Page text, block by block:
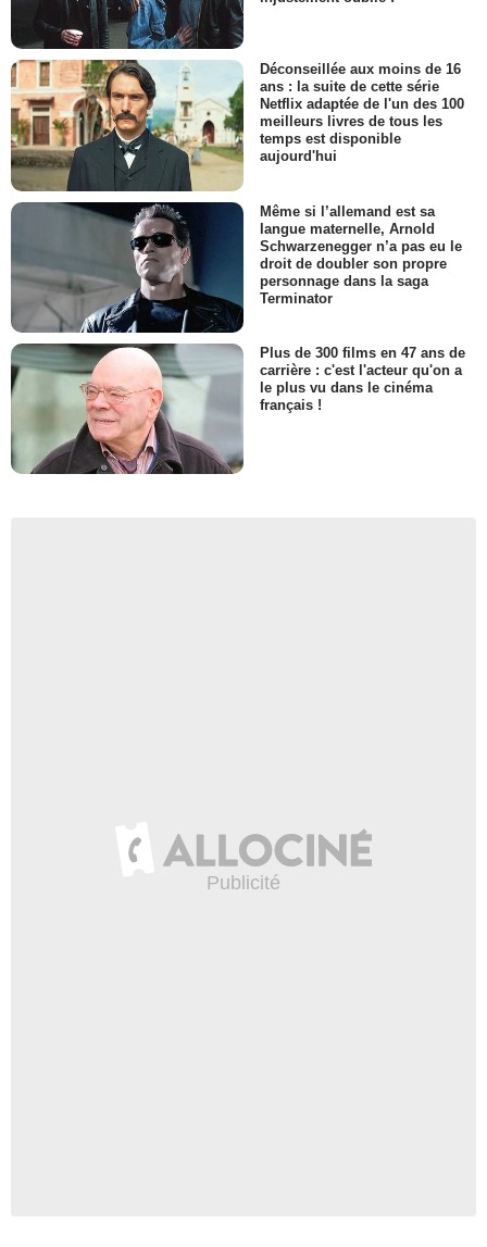
Déconseillée aux moins de 16
ans : la suite de cette série
Netflix adaptée de l'un des 100
meilleurs livres de tous les
temps est disponible
aujourd'hui
Même si l’allemand est sa
langue maternelle, Arnold
Schwarzenegger n’a pas eu le
droit de doubler son propre
personnage dans la saga
Terminator
Plus de 300 films en 47 ans de
carrière : c'est l'acteur qu'on a
le plus vu dans le cinéma
français !